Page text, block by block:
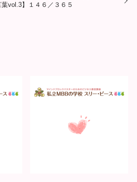
vol.3】１４６／３６５